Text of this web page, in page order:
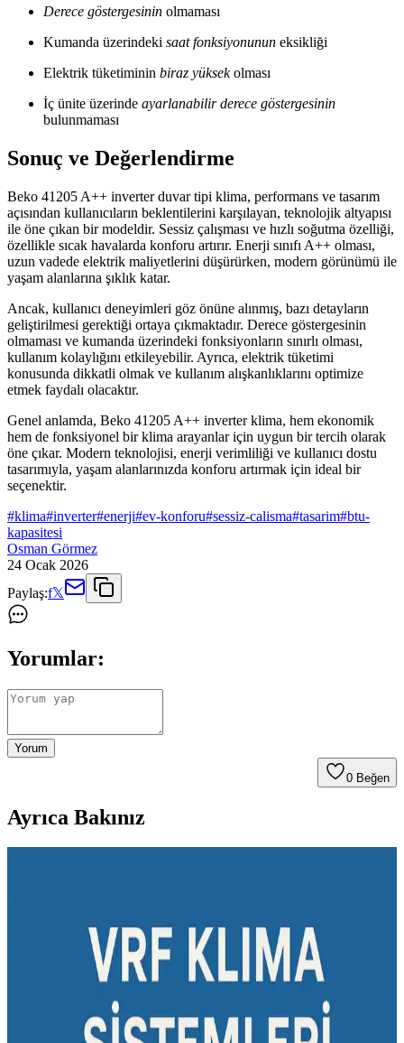
Derece göstergesinin olmaması
Kumanda üzerindeki saat fonksiyonunun eksikliği
Elektrik tüketiminin biraz yüksekolması
İç ünite üzerinde ayarlanabilir derece göstergesinin
bulunmaması
Sonuç ve Değerlendirme
Beko 41205 A++ inverter duvar tipi klima, performans ve tasarım
açısından kullanıcıların beklentilerini karşılayan, teknolojik altyapısı
ile öne çıkan bir modeldir. Sessiz çalışması ve hızlı soğutma özelliği,
özellikle sıcak havalarda konforu artırır. Enerji sınıfı A++ olması,
uzun vadede elektrik maliyetlerini düşürürken, modern görünümü ile
yaşam alanlarına şıklık katar.
Ancak, kullanıcı deneyimleri göz önüne alınmış, bazı detayların
geliştirilmesi gerektiği ortaya çıkmaktadır. Derece göstergesinin
olmaması ve kumanda üzerindeki fonksiyonların sınırlı olması,
kullanım kolaylığını etkileyebilir. Ayrıca, elektrik tüketimi
konusunda dikkatli olmak ve kullanım alışkanlıklarını optimize
etmek faydalı olacaktır.
Genel anlamda, Beko 41205 A++ inverter klima, hem ekonomik
hem de fonksiyonel bir klima arayanlar için uygun bir tercih olarak
öne çıkar. Modern teknolojisi, enerji verimliliği ve kullanıcı dostu
tasarımıyla, yaşam alanlarınızda konforu artırmak için ideal bir
seçenektir.
#klima#inverter#enerji#ev-konforu#sessiz-calisma#tasarim#btu-
kapasitesi
Osman Görmez
24 Ocak 2026
Paylaş:f𝕏
Yorumlar:
Yorum
0 Beğen
Ayrıca Bakınız
Black & Decker taşınabilir klimalarda kondanser filtresi olmaması,
toz ve kir birikimine yol açarak performans düşüklüğüne ve erken
arızalara sebep oluyor. Düzenli bakım yapılmadığında cihaz ömrü
Nem Alma Cihazları ve Ev İçi Nem Kontrolü:
Performans, Kullanım ve Sınırlamalar